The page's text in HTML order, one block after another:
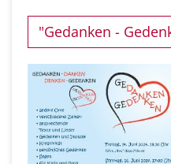
"Gedanken -